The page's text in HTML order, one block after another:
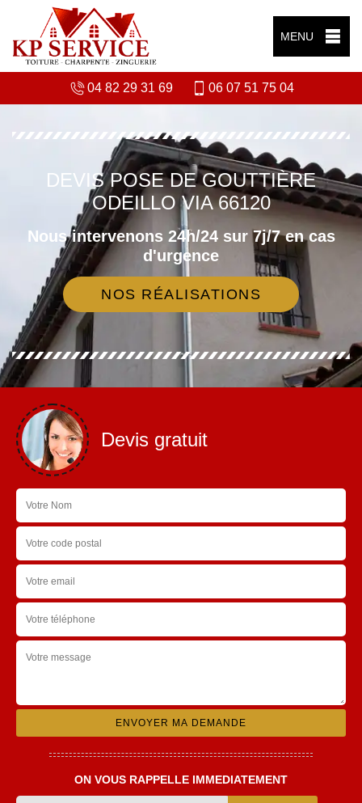
MENU
04 82 29 31 69 06 07 51 75 04
DEVIS POSE DE GOUTTIÈRE
ODEILLO VIA 66120
Nous intervenons 24h/24 sur 7j/7 en cas
d'urgence
NOS RÉALISATIONS
Devis gratuit
ON VOUS RAPPELLE IMMEDIATEMENT